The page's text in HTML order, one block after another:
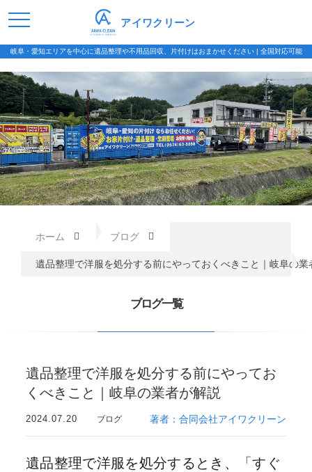
岐阜・愛知エリアを中心に遺品整理や不用品回収、片付けはおまかせください | 全国対応可能
アイワクリーン
ホーム ブログ
遺品整理で洋服を処分する前にやっておくべきこと｜岐阜の業
ブログ一覧
遺品整理で洋服を処分する前にやってお
くべきこと｜岐阜の業者が解説
2024.07.20 ブログ 著者：合同会社アイワクリーン
遺品整理で洋服を処分するとき、「すぐ